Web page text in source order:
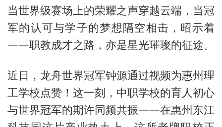
当世界级赛场上的荣耀之声穿越云端，当冠
军的认可与学子的梦想隔空相击，昭示着
——职教成才之路，亦是星光璀璨的征途。
近日，龙舟世界冠军钟源通过视频为惠州理
工学校点赞！这一刻，中职学校的育人初心
与世界冠军的期许同频共振——在惠州东江